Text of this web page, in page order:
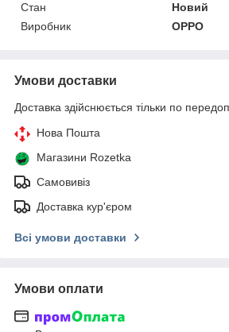
Стан
Новий
Виробник
OPPO
Умови доставки
Доставка здійснюється тільки по
Нова Пошта
Магазини Rozetka
Самовивіз
Доставка кур'єром
Всі умови доставки
Умови оплати